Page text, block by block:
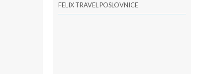
FELIX TRAVEL POSLOVNICE